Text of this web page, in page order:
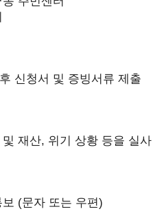
신청서 및 증빙서류 제출
재산, 위기 상황 등을 실사
(문자 또는 우편)